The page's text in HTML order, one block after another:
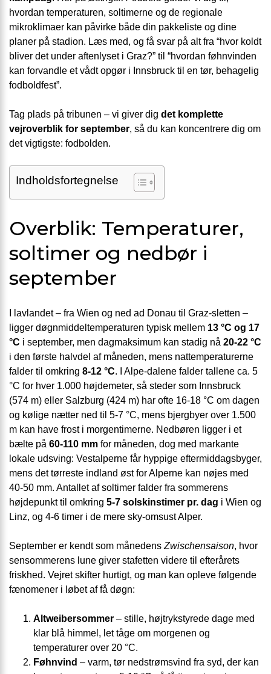
hvordan temperaturen, soltimerne og de regionale
mikroklimaer kan påvirke både din pakkeliste og dine
planer på stadion. Læs med, og få svar på alt fra “hvor koldt
bliver det under aftenlyset i Graz?” til “hvordan føhnvinden
kan forvandle et vådt opgør i Innsbruck til en tør, behagelig
fodboldfest”.
Tag plads på tribunen – vi giver dig det komplette
vejroverblik for september, så du kan koncentrere dig om
det vigtigste: fodbolden.
Indholdsfortegnelse
Overblik: Temperaturer,
soltimer og nedbør i
september
I lavlandet – fra Wien og ned ad Donau til Graz-sletten –
ligger døgnmiddel­temperaturen typisk mellem 13 °C og 17
°C i september, men dagmaksimum kan stadig nå 20-22 °C
i den første halvdel af måneden, mens nattemperaturerne
falder til omkring 8-12 °C. I Alpe-dalene falder tallene ca. 5
°C for hver 1.000 højdemeter, så steder som Innsbruck
(574 m) eller Salzburg (424 m) har ofte 16-18 °C om dagen
og kølige nætter ned til 5-7 °C, mens bjergbyer over 1.500
m kan have frost i morgentimerne. Nedbøren ligger i et
bælte på 60-110 mm for måneden, dog med markante
lokale udsving: Vestalperne får hyppige eftermiddagsbyger,
mens det tørreste indland øst for Alperne kan nøjes med
40-50 mm. Antallet af soltimer falder fra sommerens
højdepunkt til omkring 5-7 solskinstimer pr. dag i Wien og
Linz, og 4-6 timer i de mere sky-omsust Alper.
September er kendt som månedens Zwischen­saison, hvor
sensommerens lune giver stafetten videre til efterårets
friskhed. Vejret skifter hurtigt, og man kan opleve følgende
fænomener i løbet af få døgn:
Altweibersommer – stille, højtrykstyrede dage med
klar blå himmel, let tåge om morgenen og
temperaturer over 20 °C.
Føhnvind – varm, tør nedstrømsvind fra syd, der kan